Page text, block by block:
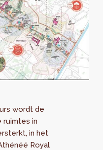
wordt de
ruimtes in
in het
Royal